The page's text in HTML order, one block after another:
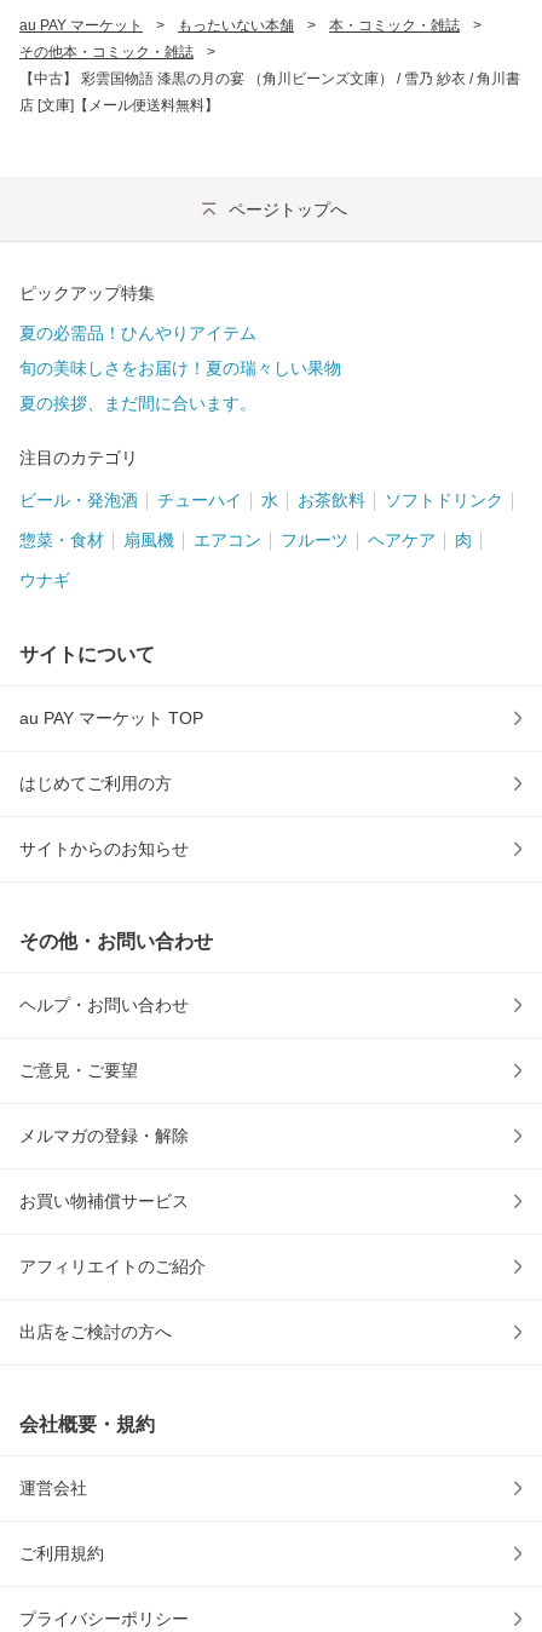
au PAY マーケット > もったいない本舗 > 本・コミック・雑誌
>
その他本・コミック・雑誌
>
【中古】 彩雲国物語 漆黒の月の宴 （角川ビーンズ文庫） / 雪乃 紗衣 / 角川書
店 [文庫]【メール便送料無料】
ページトップへ
ピックアップ特集
夏の必需品！ひんやりアイテム
旬の美味しさをお届け！夏の瑞々しい果物
夏の挨拶、まだ間に合います。
注目のカテゴリ
ビール・発泡酒 チューハイ 水 お茶飲料 ソフトドリンク
惣菜・食材 扇風機 エアコン フルーツ ヘアケア 肉
ウナギ
サイトについて
au PAY マーケット TOP
はじめてご利用の方
サイトからのお知らせ
その他・お問い合わせ
ヘルプ・お問い合わせ
ご意見・ご要望
メルマガの登録・解除
お買い物補償サービス
アフィリエイトのご紹介
出店をご検討の方へ
会社概要・規約
運営会社
ご利用規約
プライバシーポリシー